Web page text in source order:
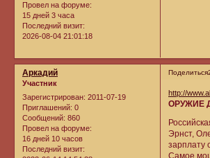
Провел на форуме:
15 дней 3 часа
Последний визит:
2026-08-04 21:01:18
Поделиться
Аркадий
Участник
Зарегистрирован: 2011-07-19
Приглашений: 0
Сообщений: 860
Провел на форуме:
16 дней 10 часов
Последний визит:
http://
ОРУЖИЕ
Эрнст,
зарплату
Cамое